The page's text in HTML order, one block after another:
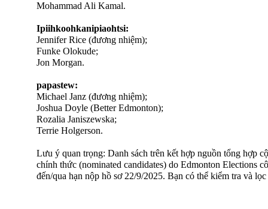
Mohammad Ali Kamal.
Ipiihkoohkanipiaohtsi:
Jennifer Rice (đương nhiệm);
Funke Olokude;
Jon Morgan.
papastew:
Michael Janz (đương nhiệm);
Joshua Doyle (Better Edmonton);
Rozalia Janiszewska;
Terrie Holgerson.
Lưu ý quan trọng: Danh sách trên kết hợp nguồn tổng hợp
chính thức (nominated candidates) do Edmonton Elections
đến/qua hạn nộp hồ sơ 22/9/2025. Bạn có thể kiểm tra và